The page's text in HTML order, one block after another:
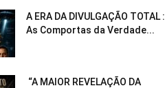
A ERA DA DIVULGAÇÃO TOTAL :
As Comportas da Verdade...
“A MAIOR REVELAÇÃO DA